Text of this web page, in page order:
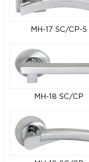
MH-17 SC/CP-S
MH-18 SC/CP